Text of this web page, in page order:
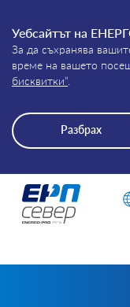
Уебсайтът на
За да съхранява
време на вашето
бисквитки”
Разбрах
Въведете дума или